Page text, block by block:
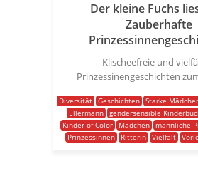
Der kleine Fuchs
Zauberhafte
Klischeefreie und
Prinzessinengeschichten
Diversität Geschichten Starke
Ellermann gendersensible
Kinder of Color
Mädchen männliche
Prinzessinnen
Ritterin Vielfalt